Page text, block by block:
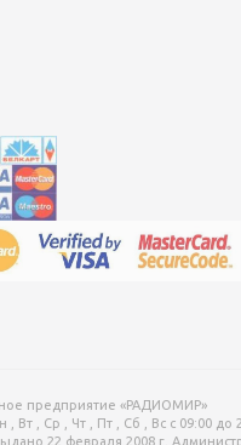
предприятие «РАДИОМИР»
, Вт , Ср , Чт , Пт , Сб , Вс c 09:00 до
22 февраля 2008 г.